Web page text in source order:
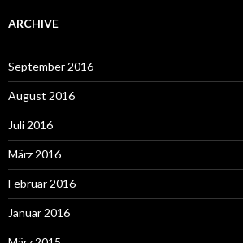
ARCHIVE
September 2016
August 2016
Juli 2016
März 2016
Februar 2016
Januar 2016